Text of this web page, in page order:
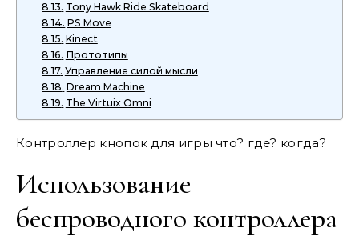
Tony Hawk Ride Skateboard
PS Move
Kinect
Прототипы
Управление силой мысли
Dream Machine
The Virtuix Omni
Контроллер кнопок для игры что? где? когда?
Использование
беспроводного контроллера